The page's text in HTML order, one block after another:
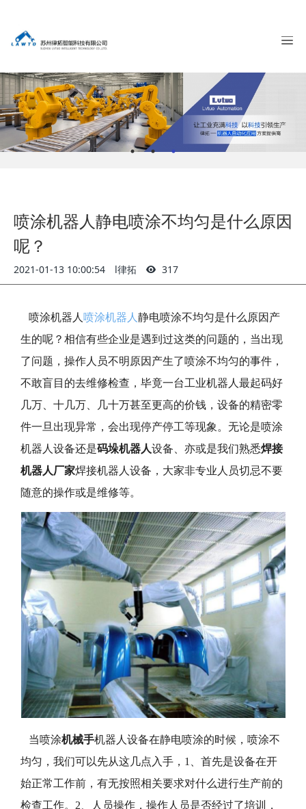
喷涂机器人静电喷涂不均匀是什么原因
呢？
2021-01-13 10:00:54 l律拓 317
喷涂机器人 喷涂机器人 静电喷涂不均匀是什么原因产
生的呢？相信有些企业是遇到过这类的问题的，当出现
了问题，操作人员不明原因产生了喷涂不均匀的事件，
不敢盲目的去维修检查，毕竟一台工业机器人最起码好
几万、十几万、几十万甚至更高的价钱，设备的精密零
件一旦出现异常，会出现停产停工等现象。无论是喷涂
机器人设备还是码垛机器人设备、亦或是我们熟悉焊接
机器人厂家焊接机器人设备，大家非专业人员切忌不要
随意的操作或是维修等。
当喷涂机械手机器人设备在静电喷涂的时候，喷涂不
均匀，我们可以先从这几点入手，1、首先是设备在开
始正常工作前，有无按照相关要求对什么进行生产前的
检查工作。2、人员操作，操作人员是否经过了培训，